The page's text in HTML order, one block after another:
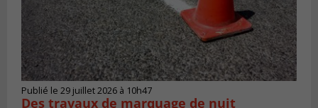
Publié le 29 juillet 2026 à 10h47
Des travaux de marquage de nuit